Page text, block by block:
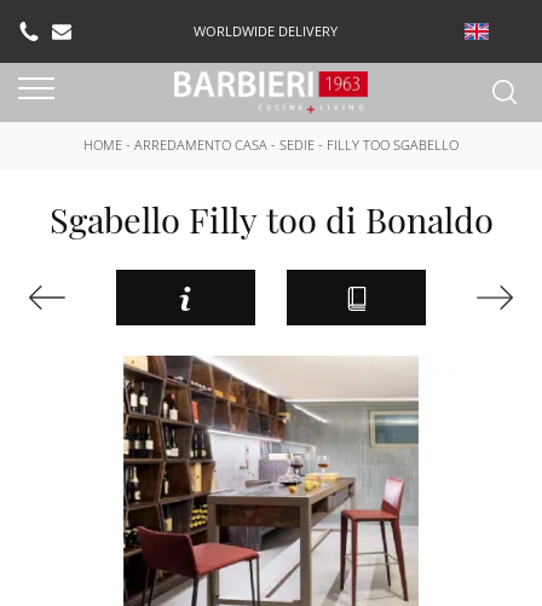
WORLDWIDE DELIVERY
HOME - ARREDAMENTO CASA - SEDIE - FILLY TOO SGABELLO
Sgabello Filly too di Bonaldo